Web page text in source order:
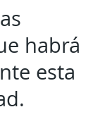
habrá
esta